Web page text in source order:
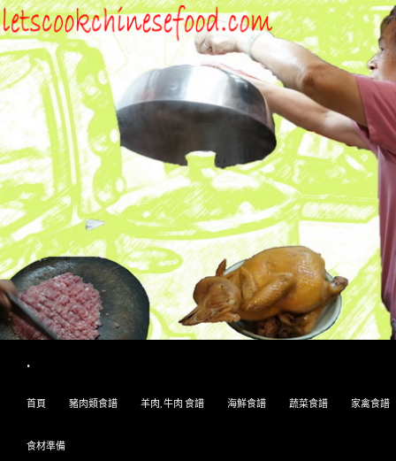
.
首頁
豬肉類食譜 羊肉, 牛肉 食譜 海鮮食譜 蔬菜食譜 家禽食譜
食材準備